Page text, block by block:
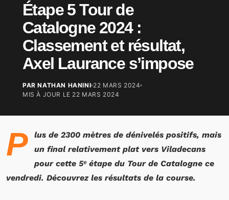
Étape 5 Tour de
Catalogne 2024 :
Classement et résultat,
Axel Laurance s’impose
PAR NATHAN HANINI 22 MARS 2024
MIS À JOUR LE 22 MARS 2024
P
lus de 2300 mètres de dénivelés positifs, mais
un final relativement plat vers Viladecans
pour cette 5ᵉ étape du Tour de Catalogne ce
vendredi. Découvrez les résultats de la course.